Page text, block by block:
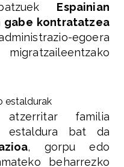
Espainian
gabe kontratatzea
egoera
estaldurak
familia
estaldura bat da
, gorpu edo
beharrezko